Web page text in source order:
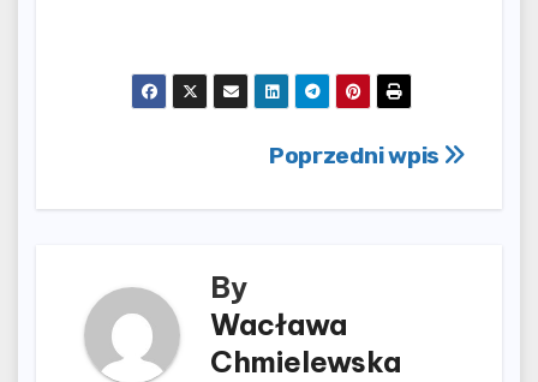
Nawigacja
wpisu
Poprzedni wpis
By
Wacława
Chmielewska